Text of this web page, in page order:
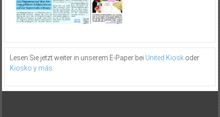
Lesen Sie jetzt weiter in unserem E-Paper bei United Kioskoder
Kiosko y más.